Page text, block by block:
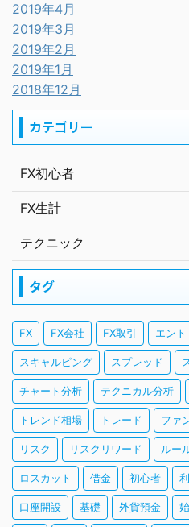
2019年4月
2019年3月
2019年2月
2019年1月
2018年12月
カテゴリー
FX初心者
FX生計
テクニック
タグ
FX FX会社 FX取引 エント
スキャルピング スプレッド
チャート分析 テクニカル分析
トレンド相場 トレード ファ
リスク リスクリワード ルー
ロスカット 借金 初心者
口座開設 基礎 外貨預金